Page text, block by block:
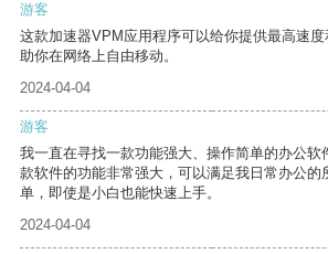
游客
这款加速器VPM应用程序可以给你提供最高速
助你在网络上自由移动。
2024-04-04
游客
我一直在寻找一款功能强大、操作简单的办公软
款软件的功能非常强大，可以满足我日常办公的
单，即使是小白也能快速上手。
2024-04-04